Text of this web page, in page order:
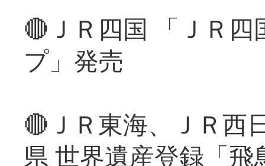
🔴ＪＲ四国 「ＪＲ
プ」発売
🔴ＪＲ東海、ＪＲ西
県 世界遺産登録「